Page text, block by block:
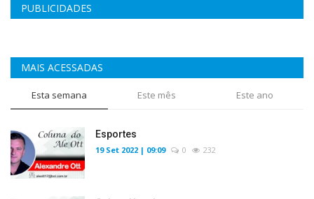
PUBLICIDADES
MAIS ACESSADAS
Esta semana Este mês Este ano
Esportes
19 Set 2022 | 09:09 0 232